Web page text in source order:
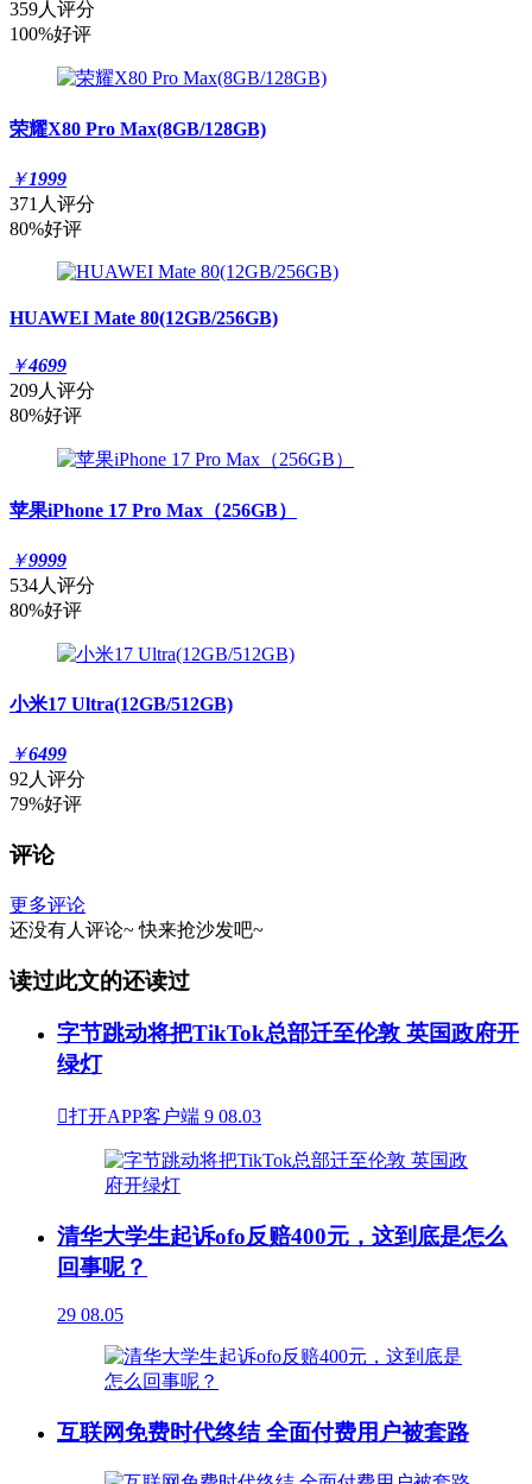
359人评分
100%好评
荣耀X80 Pro Max(8GB/128GB)
￥1999
371人评分
80%好评
HUAWEI Mate 80(12GB/256GB)
￥4699
209人评分
80%好评
苹果iPhone 17 Pro Max（256GB）
￥9999
534人评分
80%好评
小米17 Ultra(12GB/512GB)
￥6499
92人评分
79%好评
评论
更多评论
还没有人评论~ 快来抢沙发吧~
读过此文的还读过
字节跳动将把TikTok总部迁至伦敦 英国政府开
绿灯
打开APP客户端 9 08.03
清华大学生起诉ofo反赔400元，这到底是怎么
回事呢？
29 08.05
互联网免费时代终结 全面付费用户被套路